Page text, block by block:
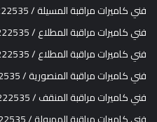
فني كاميرات مراقبة المسيلة / 92222535 /
فني كاميرات مراقبة المطلاع / 92222535 /
فني كاميرات مراقبة المطلاع / 92222535 /
فني كاميرات مراقبة المنصورية / 92222535 /
فني كاميرات مراقبة المنقف / 92222535 /